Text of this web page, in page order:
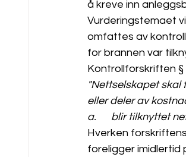
å kreve inn
Vurderingstemaet
omfattes av
for brannen var
Kontrollforskriften
"Nettselskapet skal
eller deler av
a.	blir tilknyttet
Hverken
foreligger imidlertid